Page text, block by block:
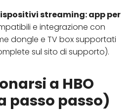
streaming: app per
e integrazione con
dongle e TV box supportati
sul sito di supporto).
a HBO
passo passo)